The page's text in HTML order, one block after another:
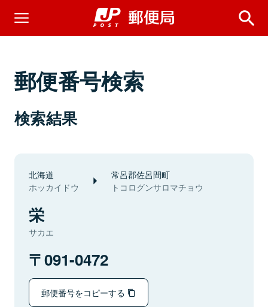
郵便番号検索
検索結果
北海道
ホッカイドウ
常呂郡佐呂間町
トコログンサロマチョウ
栄
サカエ
091-0472
郵便番号をコピーする